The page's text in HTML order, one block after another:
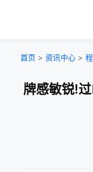
首页 > 资讯中心 >
牌感敏锐!